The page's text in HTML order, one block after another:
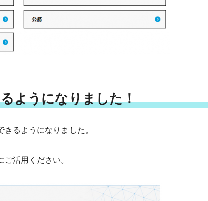
ようになりました！
るようになりました。
活用ください。